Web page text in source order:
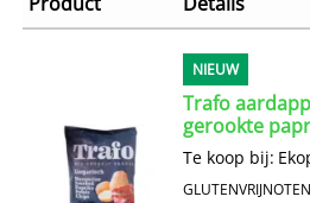
NIEUW
Trafo
gerookte
Te koop bij:
GLUTENVRIJ